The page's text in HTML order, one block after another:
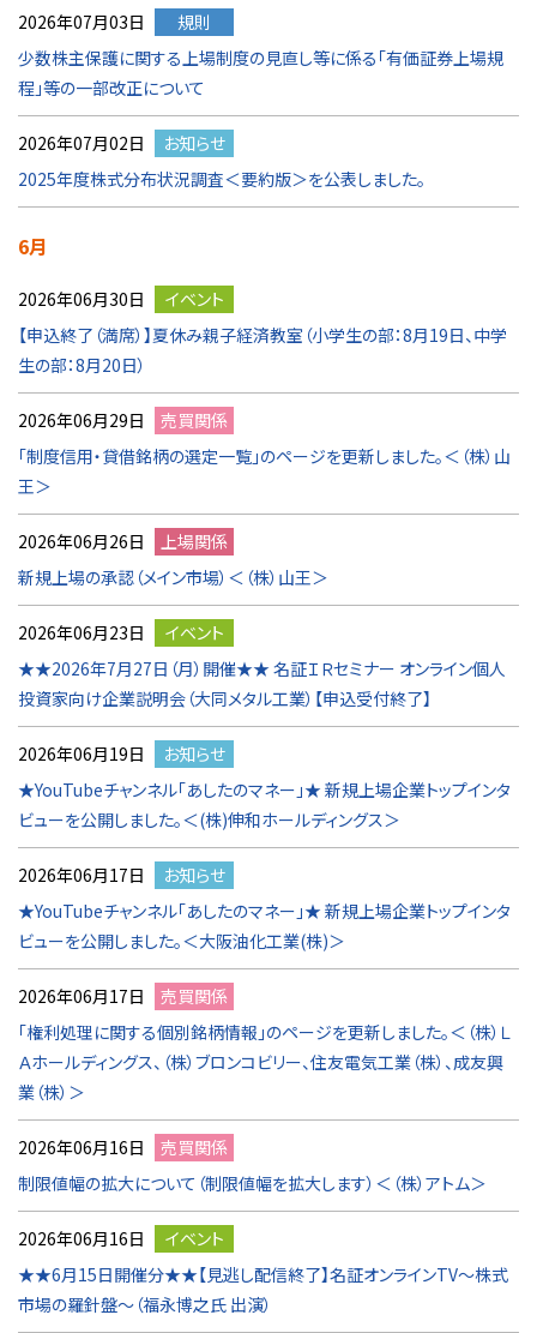
2026年07月03日
規則
少数株主保護に関する上場制度の見直し等に係る「有価証券上場規
程」等の一部改正について
2026年07月02日
お知らせ
2025年度株式分布状況調査＜要約版＞を公表しました。
6月
2026年06月30日
イベント
【申込終了（満席）】夏休み親子経済教室（小学生の部：8月19日、中学
生の部：8月20日）
2026年06月29日
売買関係
「制度信用・貸借銘柄の選定一覧」のページを更新しました。＜（株）山
王＞
2026年06月26日
上場関係
新規上場の承認（メイン市場）＜（株）山王＞
2026年06月23日
イベント
★★2026年7月27日（月）開催★★ 名証ＩＲセミナー オンライン個人
投資家向け企業説明会（大同メタル工業）【申込受付終了】
2026年06月19日
お知らせ
★YouTubeチャンネル「あしたのマネー」★ 新規上場企業トップインタ
ビューを公開しました。＜(株)伸和ホールディングス＞
2026年06月17日
お知らせ
★YouTubeチャンネル「あしたのマネー」★ 新規上場企業トップインタ
ビューを公開しました。＜大阪油化工業(株)＞
2026年06月17日
売買関係
「権利処理に関する個別銘柄情報」のページを更新しました。＜（株）Ｌ
Ａホールディングス、（株）ブロンコビリー、住友電気工業（株）、成友興
業（株）＞
2026年06月16日
売買関係
制限値幅の拡大について（制限値幅を拡大します）＜（株）アトム＞
2026年06月16日
イベント
★★6月15日開催分★★【見逃し配信終了】名証オンラインTV～株式
市場の羅針盤～（福永博之氏 出演）